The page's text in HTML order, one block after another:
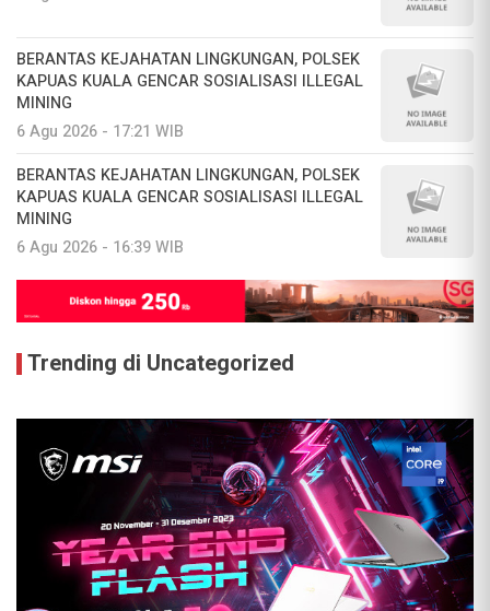
BERANTAS KEJAHATAN LINGKUNGAN, POLSEK
KAPUAS KUALA GENCAR SOSIALISASI ILLEGAL
MINING
6 Agu 2026 - 17:21 WIB
BERANTAS KEJAHATAN LINGKUNGAN, POLSEK
KAPUAS KUALA GENCAR SOSIALISASI ILLEGAL
MINING
6 Agu 2026 - 16:39 WIB
Trending di Uncategorized